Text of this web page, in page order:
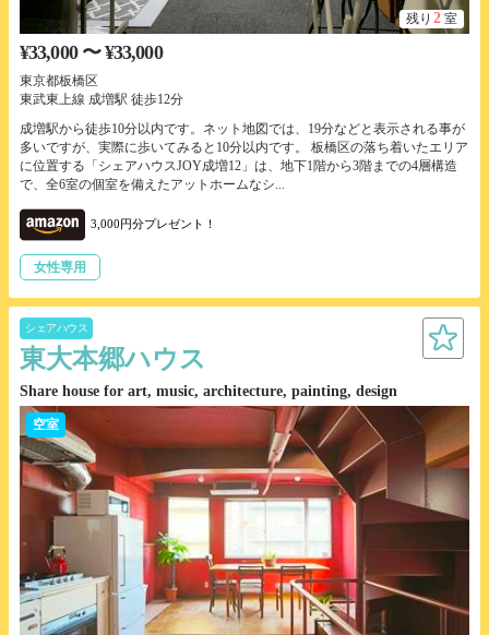
残り 2 室
¥33,000 〜 ¥33,000
東京都板橋区
東武東上線 成増駅 徒歩12分
成増駅から徒歩10分以内です。ネット地図では、19分などと表示される事が
多いですが、実際に歩いてみると10分以内です。 板橋区の落ち着いたエリア
に位置する「シェアハウスJOY成増12」は、地下1階から3階までの4層構造
で、全6室の個室を備えたアットホームなシ...
3,000円分プレゼント！
女性専用
シェアハウス
東大本郷ハウス
Share house for art, music, architecture, painting, design
空室